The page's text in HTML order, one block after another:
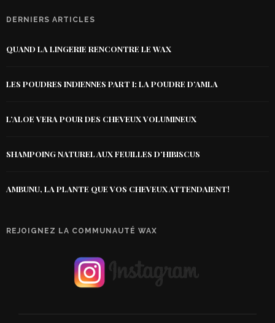
DERNIERS ARTICLES
QUAND LA LINGERIE RENCONTRE LE WAX
LES POUDRES INDIENNES PART I: LA POUDRE D’AMLA
L’ALOE VERA POUR DES CHEVEUX VOLUMINEUX
SHAMPOING NATUREL AUX FEUILLES D’HIBISCUS
AMBUNU, LA PLANTE QUE VOS CHEVEUX ATTENDAIENT!
REJOIGNEZ LA COMMUNAUTÉ WAX